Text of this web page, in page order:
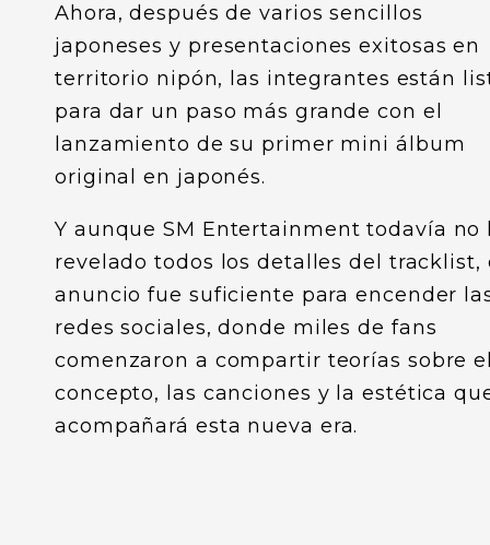
Ahora, después de varios sencillos
japoneses y presentaciones exitosas en
territorio nipón, las integrantes están
para dar un paso más grande con el
lanzamiento de su primer mini álbum
original en japonés.
Y aunque SM Entertainment todavía no
revelado todos los detalles del tracklist,
anuncio fue suficiente para encender
redes sociales, donde miles de fans
comenzaron a compartir teorías sobre
concepto, las canciones y la estética
acompañará esta nueva era.